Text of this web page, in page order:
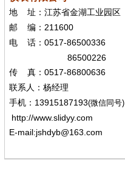
地
址：江苏省金湖工业园区
邮
编： 211600
电 话： 0517-86500336
86500226
传 真： 0517-86800636
联系人：杨经理
手机 ： 13915187193(微信同号)
http://www.slidyy.com
E-mail:jshdyb@163.com